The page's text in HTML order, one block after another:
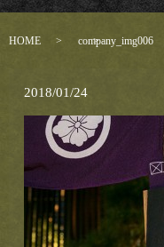
HOME company_img006
2018/01/24